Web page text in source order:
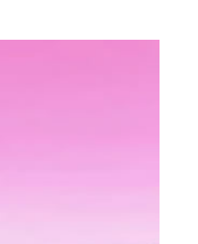
➡️ 💓️